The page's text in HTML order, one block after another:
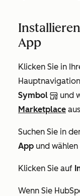
App
Klicken Sie in
Symbol
und
Marketplace
Suchen Sie in
App und wählen
Klicken Sie auf
Wenn Sie